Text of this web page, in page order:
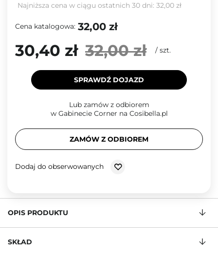
Najniższa cena w ciągu ostatnich 30 dni: 32,00 zł
Cena katalogowa: 32,00 zł
30,40 zł 32,00 zł / szt.
SPRAWDŹ DOJAZD
Lub zamów z odbiorem
w Gabinecie Corner na Cosibella.pl
ZAMÓW Z ODBIOREM
Dodaj do obserwowanych
OPIS PRODUKTU
SKŁAD